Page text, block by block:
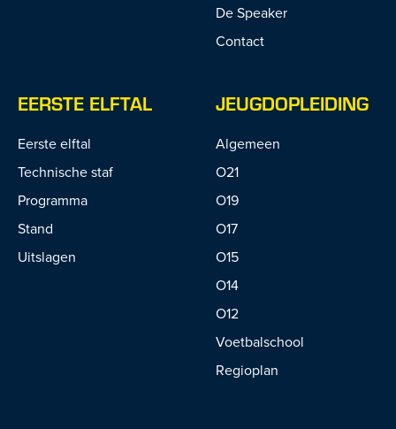
De Speaker
Contact
EERSTE ELFTAL
Eerste elftal
Technische staf
Programma
Stand
Uitslagen
JEUGDOPLEIDING
Algemeen
O21
O19
O17
O15
O14
O12
Voetbalschool
Regioplan